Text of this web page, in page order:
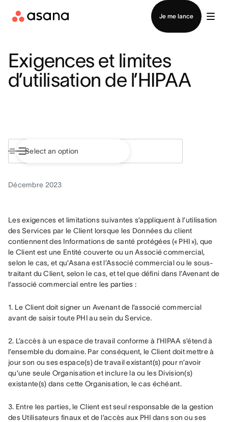
Je me lance
Contacter le service commercial
Exigences et limites
d’utilisation de l’HIPAA
Décembre 2023
Les exigences et limitations suivantes s’appliquent à l’utilisation
des Services par le Client lorsque les Données du client
contiennent des Informations de santé protégées (« PHI »), que
le Client est une Entité couverte ou un Associé commercial,
selon le cas, et qu’Asana est l’Associé commercial ou le sous-
traitant du Client, selon le cas, et tel que défini dans l’Avenant de
l’associé commercial entre les parties :
1. Le Client doit signer un Avenant de l’associé commercial
avant de saisir toute PHI au sein du Service.
2. L’accès à un espace de travail conforme à l’HIPAA s’étend à
l’ensemble du domaine. Par conséquent, le Client doit mettre à
jour son ou ses espace(s) de travail existant(s) pour n’avoir
qu’une seule Organisation et inclure la ou les Division(s)
existante(s) dans cette Organisation, le cas échéant.
3. Entre les parties, le Client est seul responsable de la gestion
des Utilisateurs finaux et de l’accès aux PHI dans son ou ses